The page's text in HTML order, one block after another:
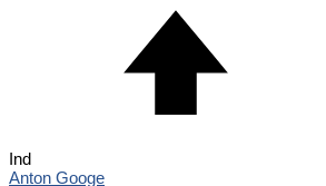
Ind
Anton Googe